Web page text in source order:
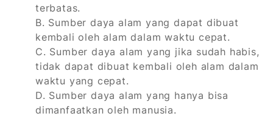
terbatas.
B. Sumber daya alam yang dapat dibuat
kembali oleh alam dalam waktu cepat.
C. Sumber daya alam yang jika sudah habis,
tidak dapat dibuat kembali oleh alam dalam
waktu yang cepat.
D. Sumber daya alam yang hanya bisa
dimanfaatkan oleh manusia.